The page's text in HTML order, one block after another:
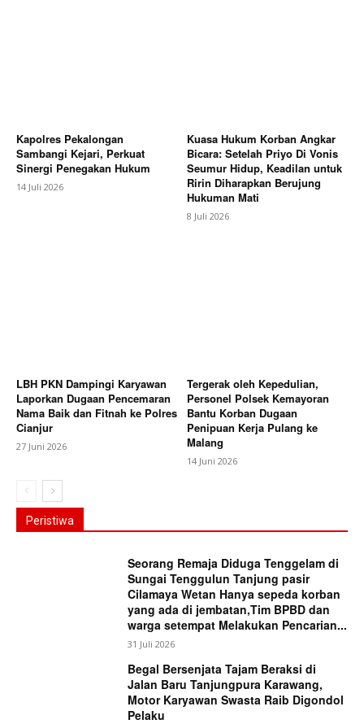
Kapolres Pekalongan
Sambangi Kejari, Perkuat
Sinergi Penegakan Hukum
14 Juli 2026
Kuasa Hukum Korban Angkar
Bicara: Setelah Priyo Di Vonis
Seumur Hidup, Keadilan untuk
Ririn Diharapkan Berujung
Hukuman Mati
8 Juli 2026
LBH PKN Dampingi Karyawan
Laporkan Dugaan Pencemaran
Nama Baik dan Fitnah ke Polres
Cianjur
27 Juni 2026
Tergerak oleh Kepedulian,
Personel Polsek Kemayoran
Bantu Korban Dugaan
Penipuan Kerja Pulang ke
Malang
14 Juni 2026
Peristiwa
Seorang Remaja Diduga Tenggelam di
Sungai Tenggulun Tanjung pasir
Cilamaya Wetan Hanya sepeda korban
yang ada di jembatan,Tim BPBD dan
warga setempat Melakukan Pencarian...
31 Juli 2026
Begal Bersenjata Tajam Beraksi di
Jalan Baru Tanjungpura Karawang,
Motor Karyawan Swasta Raib Digondol
Pelaku